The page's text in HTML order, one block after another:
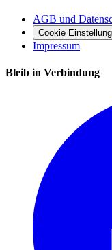
AGB und
Cookie
Impressum
Bleib in Verbindung